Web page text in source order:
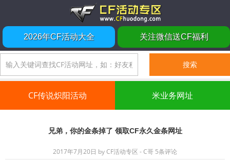
2026年CF活动大全 关注微信送CF福利
CF传说炽阳活动 米业务网址
兄弟，你的金条掉了 领取CF永久金条网址
2017年7月20日 byCF活动专区 - C哥 5条评论